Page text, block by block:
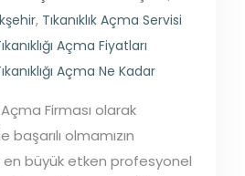
, Tıkanıklık Açma Servisi
Açma Fiyatları
Açma Ne Kadar
Açma Firması olarak
başarılı olmamızın
en büyük etken profesyonel